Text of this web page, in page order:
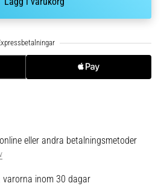
eller andra betalningsmetoder
varorna inom 30 dagar